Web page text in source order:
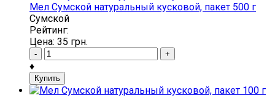
Мел Сумской натуральный кусковой, пакет 500 г
Сумской
Рейтинг:
Цена: 35 грн.
- +
♦
Купить